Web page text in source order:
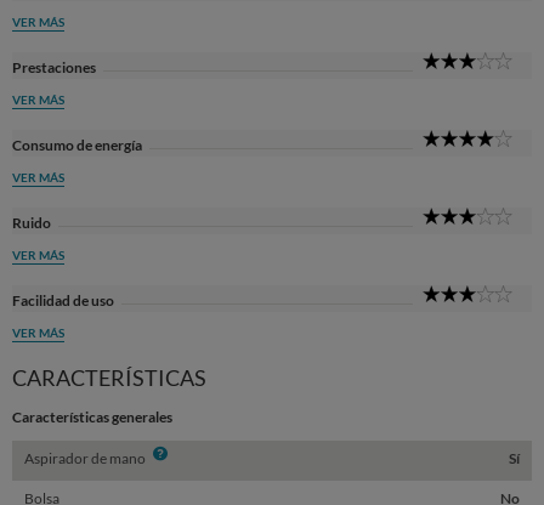
VER MÁS
Prestaciones
VER MÁS
Consumo de energía
VER MÁS
Ruido
VER MÁS
Facilidad de uso
VER MÁS
CARACTERÍSTICAS
Características generales
Aspirador de mano Info Sí
Bolsa No